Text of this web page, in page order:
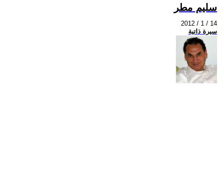
سليم مطر
2012 / 1 / 14
سيرة ذاتية